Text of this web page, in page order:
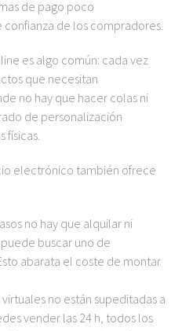
de pago poco
de los compradores.
es algo común: cada vez
que necesitan
no hay que hacer colas ni
de personalización
físicas.
electrónico también ofrece
no hay que alquilar ni
buscar uno de
abarata el coste de montar
virtuales no están supeditadas a
vender las 24 h, todos los